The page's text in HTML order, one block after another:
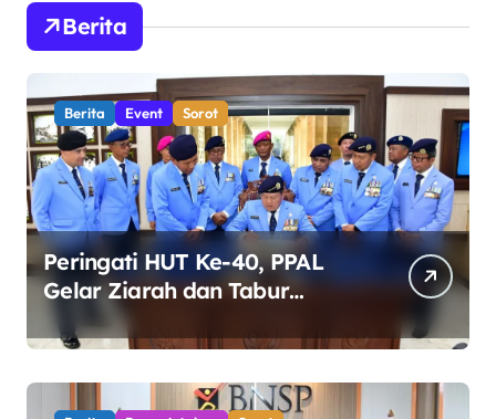
Berita
Berita Event Sorot
Peringati HUT Ke-40, PPAL
Gelar Ziarah dan Tabur
Bunga di TMP Kalibata